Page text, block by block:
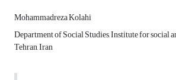
Mohammadreza Kolahi
Department of Social Studies, Institute for social
Tehran, Iran